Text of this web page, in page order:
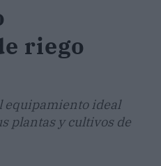
riego
equipamiento ideal
plantas y cultivos de